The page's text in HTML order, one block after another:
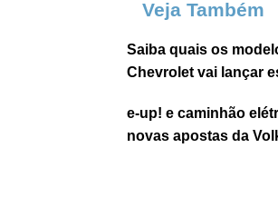
Veja Também
Saiba quais os
Chevrolet vai lançar
e-up! e caminhão
novas apostas da